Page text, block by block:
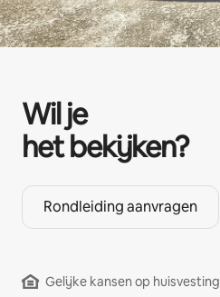
Wil je
het bekijken?
Rondleiding aanvragen
Gelijke kansen op huisvesting